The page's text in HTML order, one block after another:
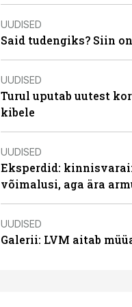
UUDISED
Said tudengiks? Siin
UUDISED
Turul uputab uutest
kibele
UUDISED
Eksperdid:
võimalusi, aga ära
UUDISED
Galerii: LVM aitab